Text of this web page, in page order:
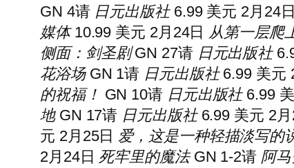
GN 4请 日元出版社6.99 美元 2月24日
媒体10.99 美元 2月24日 从第一层爬
侧面：剑圣剧GN 27请 日元出版社
花浴场GN 1请 日元出版社6.99 美元
的祝福！ GN 10请 日元出版社6.99
地GN 17请 日元出版社6.99 美元 2月
元 2月25日爱，这是一种轻描淡写的
2月24日 死牢里的魔法GN 1-2请 阿